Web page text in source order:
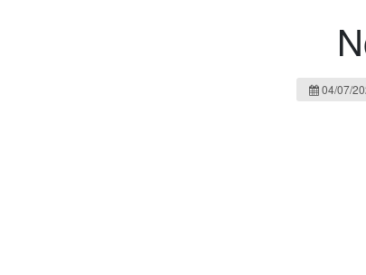
04/07/